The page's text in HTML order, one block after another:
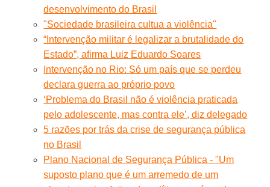
desenvolvimento do Brasil
"Sociedade brasileira cultua a violência"
“Intervenção militar é legalizar a brutalidade do
Estado”, afirma Luiz Eduardo Soares
Intervenção no Rio: Só um país que se perdeu
declara guerra ao próprio povo
‘Problema do Brasil não é violência praticada
pelo adolescente, mas contra ele’, diz delegado
5 razões por trás da crise de segurança pública
no Brasil
Plano Nacional de Segurança Pública - "Um
suposto plano que é um arremedo de um